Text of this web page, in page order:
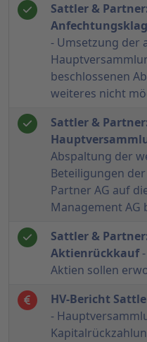
Sattler &
- Umsetzung der
beschlossenen
weiteres nicht
Sattler &
Abspaltung der
Beteiligungen
Partner AG auf
Management AG
Sattler &
Aktienrückkauf-
Aktien sollen
HV-Bericht
-